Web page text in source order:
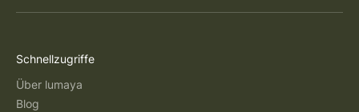
Schnellzugriffe
Über lumaya
Blog